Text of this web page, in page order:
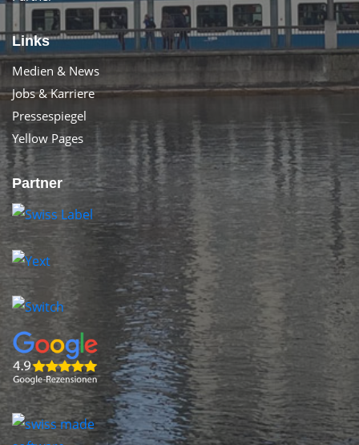
Links
Medien & News
Jobs & Karriere
Pressespiegel
Yellow Pages
Partner